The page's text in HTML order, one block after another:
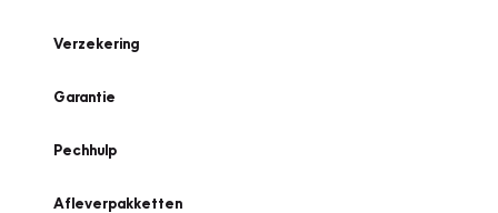
Verzekering
Garantie
Pechhulp
Afleverpakketten